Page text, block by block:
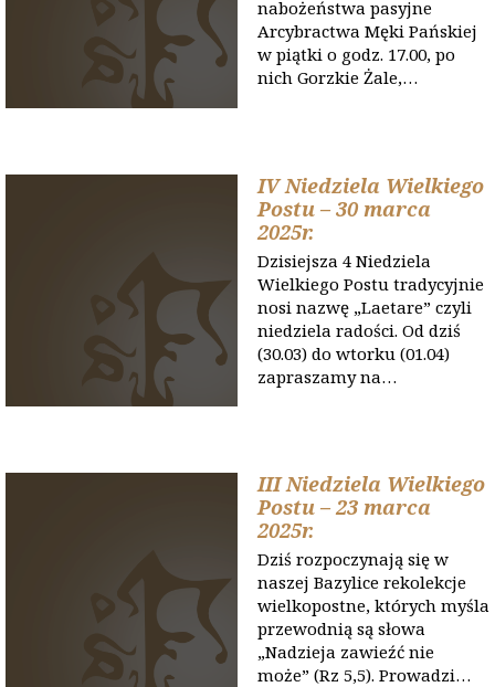
nabożeństwa pasyjne
Arcybractwa Męki Pańskiej
w piątki o godz. 17.00, po
nich Gorzkie Żale,…
IV Niedziela Wielkiego
Postu – 30 marca
2025r.
Dzisiejsza 4 Niedziela
Wielkiego Postu tradycyjnie
nosi nazwę „Laetare” czyli
niedziela radości. Od dziś
(30.03) do wtorku (01.04)
zapraszamy na…
III Niedziela Wielkiego
Postu – 23 marca
2025r.
Dziś rozpoczynają się w
naszej Bazylice rekolekcje
wielkopostne, których myśla
przewodnią są słowa
„Nadzieja zawieźć nie
może” (Rz 5,5). Prowadzi…